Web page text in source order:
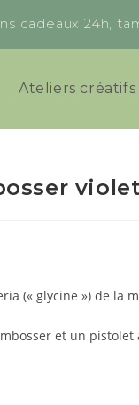
cadeaux 24h,
Ateliers créatifs
(« glycine ») de la
et un